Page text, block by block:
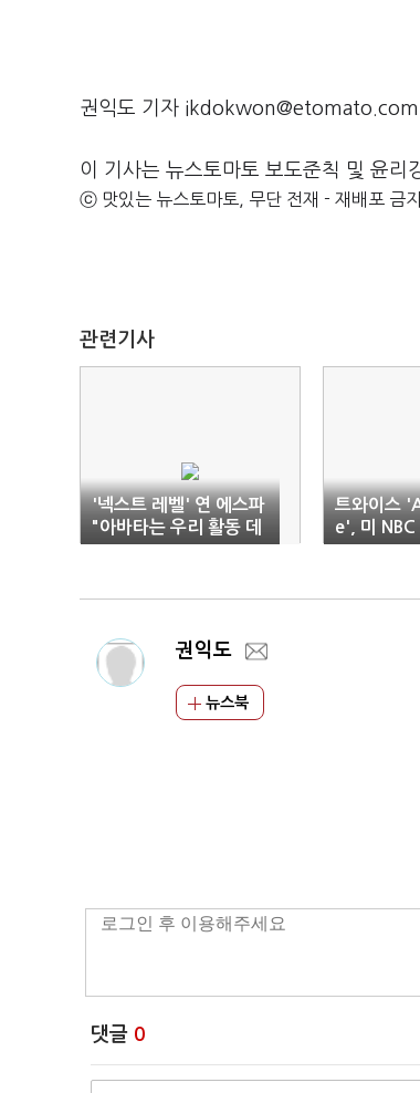
권익도 기자 ikdokwon@etomato.com
이 기사는 뉴스토마토 보도준칙 및 윤리
ⓒ 맛있는 뉴스토마토, 무단 전재 - 재배포 금지
관련기사
'넥스트 레벨' 연 에스파
"아바타는 우리 활동 데
이터 기반"
트와이스
e', 미 NBC
퍼포먼스
권익도
뉴스북
댓글 0